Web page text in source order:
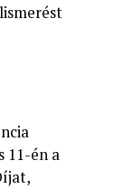
11-én a